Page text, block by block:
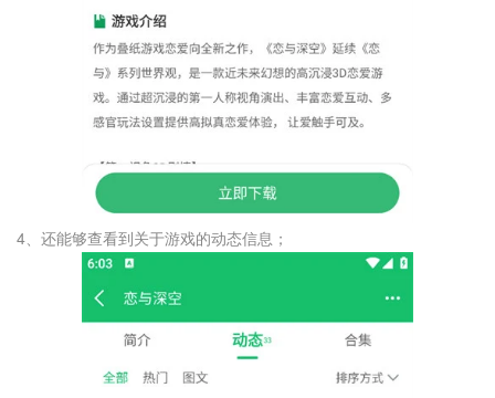
4、还能够查看到关于游戏的动态信息；